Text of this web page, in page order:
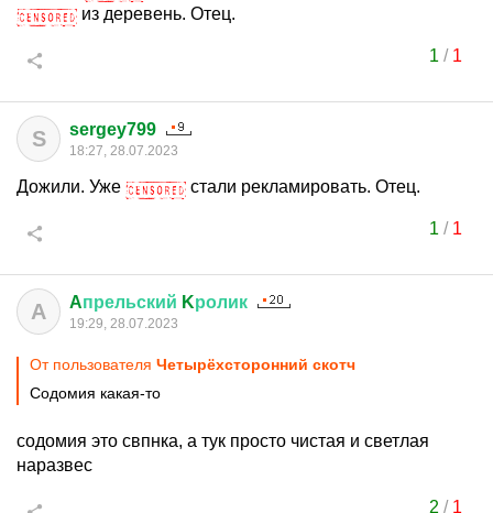
из деревень. Отец.
1 / 1
S sergey799
18:27, 28.07.2023
Дожили. Уже стали рекламировать. Отец.
1 / 1
A Aпрельский Kролик
19:29, 28.07.2023
От пользователя Четырёхсторонний скотч
Содомия какая-то
содомия это свпнка, а тук просто чистая и светлая
наразвес
2 / 1